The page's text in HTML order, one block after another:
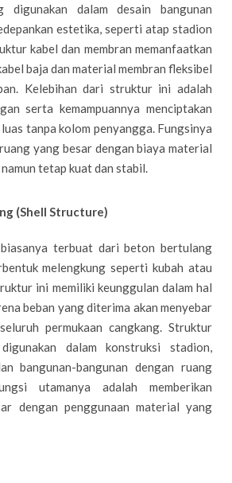
dalam desain bangunan
estetika, seperti atap stadion
kabel dan membran memanfaatkan
baja dan material membran fleksibel
Kelebihan dari struktur ini adalah
serta kemampuannya menciptakan
tanpa kolom penyangga. Fungsinya
yang besar dengan biaya material
tetap kuat dan stabil.
(Shell Structure)
terbuat dari beton bertulang
melengkung seperti kubah atau
ini memiliki keunggulan dalam hal
beban yang diterima akan menyebar
permukaan cangkang. Struktur
dalam konstruksi stadion,
bangunan-bangunan dengan ruang
utamanya adalah memberikan
dengan penggunaan material yang